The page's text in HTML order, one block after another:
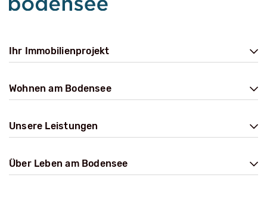
Ihr Immobilienprojekt
Wohnen am Bodensee
Unsere Leistungen
Über Leben am Bodensee